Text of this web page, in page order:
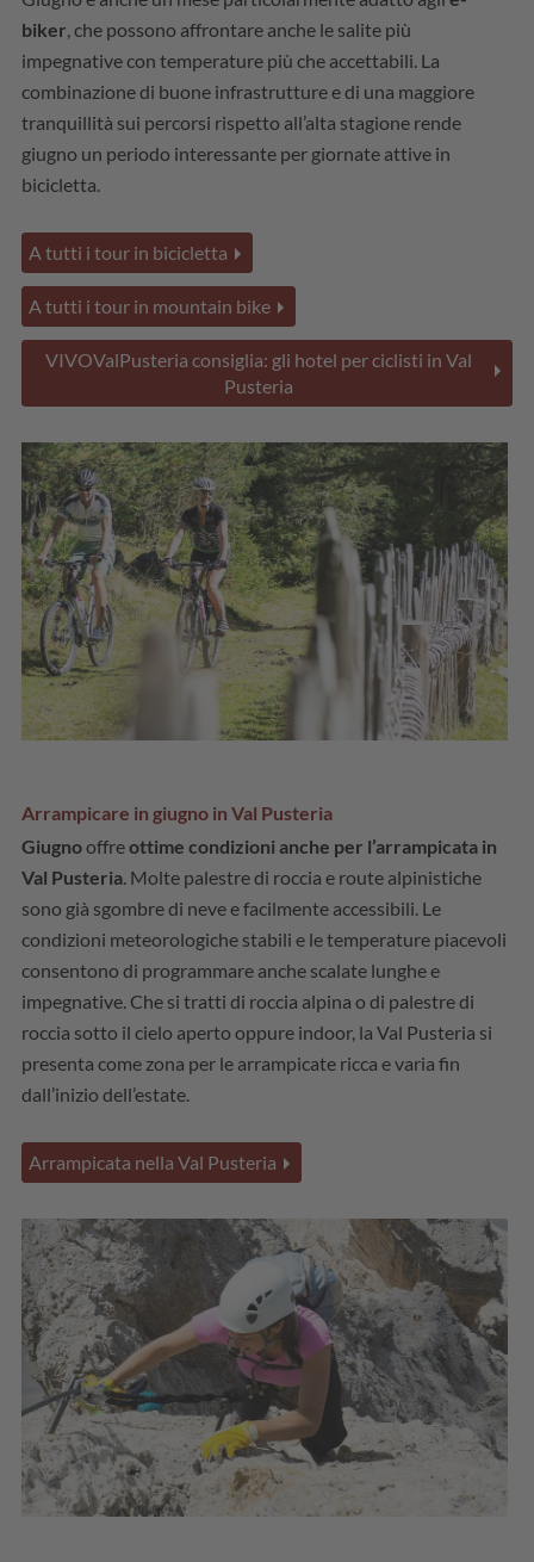
biker , che possono affrontare anche le salite più
impegnative con temperature più che accettabili. La
combinazione di buone infrastrutture e di una maggiore
tranquillità sui percorsi rispetto all’alta stagione rende
giugno un periodo interessante per giornate attive in
bicicletta.
A tutti i tour in bicicletta
A tutti i tour in mountain bike
VIVOValPusteria consiglia: gli hotel per ciclisti in Val
Pusteria
Arrampicare in giugno in Val Pusteria
Giugnooffreottime condizioni anche per l’arrampicata in
Val Pusteria . Molte palestre di roccia e route alpinistiche
sono già sgombre di neve e facilmente accessibili. Le
condizioni meteorologiche stabili e le temperature piacevoli
consentono di programmare anche scalate lunghe e
impegnative. Che si tratti di roccia alpina o di palestre di
roccia sotto il cielo aperto oppure indoor, la Val Pusteria si
presenta come zona per le arrampicate ricca e varia fin
dall’inizio dell’estate.
Arrampicata nella Val Pusteria